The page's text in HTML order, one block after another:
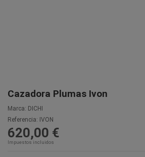
Cazadora Plumas Ivon
Marca: DICHI
Referencia: IVON
620,00 €
Impuestos incluidos